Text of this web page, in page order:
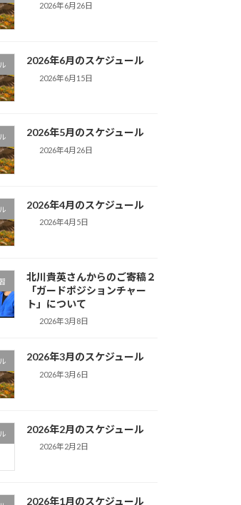
2026年6月26日
2026年6月のスケジュール
2026年6月15日
2026年5月のスケジュール
2026年4月26日
2026年4月のスケジュール
2026年4月5日
北川貴英さんからのご寄稿２
「ガードポジションチャー
ト」について
2026年3月8日
2026年3月のスケジュール
2026年3月6日
2026年2月のスケジュール
2026年2月2日
2026年1月のスケジュール